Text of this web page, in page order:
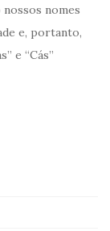
nossos nomes
e, portanto,
e “Cás”